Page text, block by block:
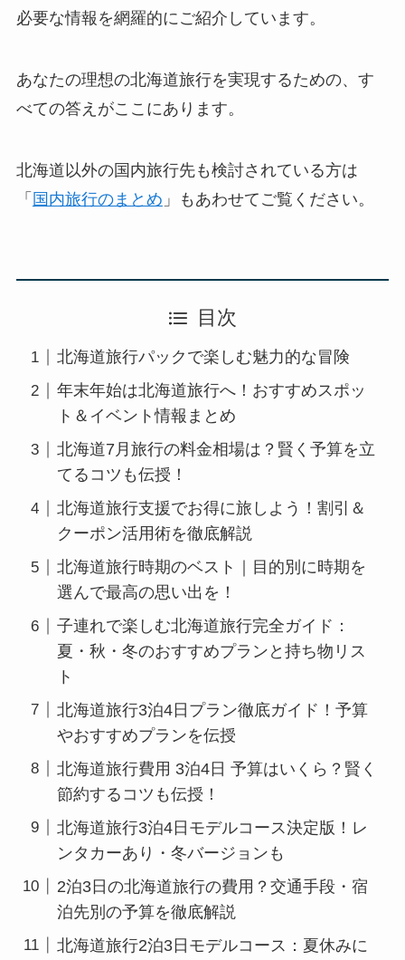
必要な情報を網羅的にご紹介しています。
あなたの理想の北海道旅行を実現するための、す
べての答えがここにあります。
北海道以外の国内旅行先も検討されている方は
「 国内旅行のまとめ 」もあわせてご覧ください。
目次
北海道旅行パックで楽しむ魅力的な冒険
年末年始は北海道旅行へ！おすすめスポッ
ト＆イベント情報まとめ
北海道7月旅行の料金相場は？賢く予算を立
てるコツも伝授！
北海道旅行支援でお得に旅しよう！割引＆
クーポン活用術を徹底解説
北海道旅行時期のベスト｜目的別に時期を
選んで最高の思い出を！
子連れで楽しむ北海道旅行完全ガイド：
夏・秋・冬のおすすめプランと持ち物リス
ト
北海道旅行3泊4日プラン徹底ガイド！予算
やおすすめプランを伝授
北海道旅行費用 3泊4日 予算はいくら？賢く
節約するコツも伝授！
北海道旅行3泊4日モデルコース決定版！レ
ンタカーあり・冬バージョンも
2泊3日の北海道旅行の費用？交通手段・宿
泊先別の予算を徹底解説
北海道旅行2泊3日モデルコース：夏休みに